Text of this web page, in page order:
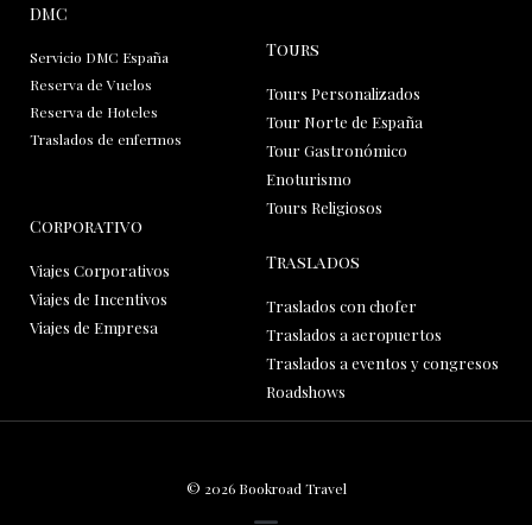
DMC
Servicio DMC España
Reserva de Vuelos
Reserva de Hoteles
Traslados de enfermos
Tours
Tours Personalizados
Tour Norte de España
Tour Gastronómico
Enoturismo
Tours Religiosos
Corporativo
Viajes Corporativos
Viajes de Incentivos
Viajes de Empresa
Traslados
Traslados con chofer
Traslados a aeropuertos
Traslados a eventos y congresos
Roadshows
© 2026 Bookroad Travel